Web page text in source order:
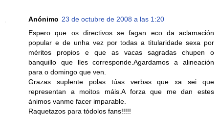
Anónimo 23 de octubre de 2008 a las 1:20
Espero que os directivos se fagan eco da aclamación
popular e de unha vez por todas a titularidade sexa por
méritos propios e que as vacas sagradas chupen o
banquillo que lles corresponde.Agardamos a alineación
para o domingo que ven.
Grazas suplente polas túas verbas que xa sei que
representan a moitos máis.A forza que me dan estes
ánimos vanme facer imparable.
Raquetazos para tódolos fans!!!!!